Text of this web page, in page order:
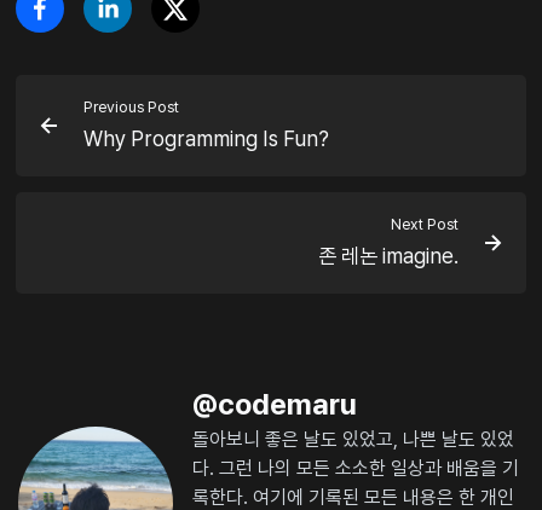
Previous Post
Why Programming Is Fun?
Next Post
존 레논 imagine.
@codemaru
돌아보니 좋은 날도 있었고, 나쁜 날도 있었
다. 그런 나의 모든 소소한 일상과 배움을 기
록한다. 여기에 기록된 모든 내용은 한 개인